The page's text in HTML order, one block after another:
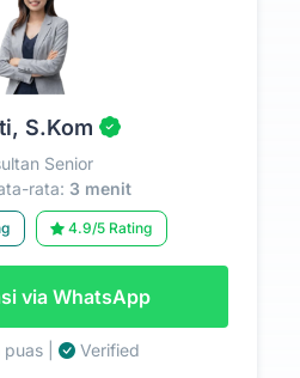
S.Kom
Senior
rata: 3 menit
4.9/5 Rating
via WhatsApp
| Verified